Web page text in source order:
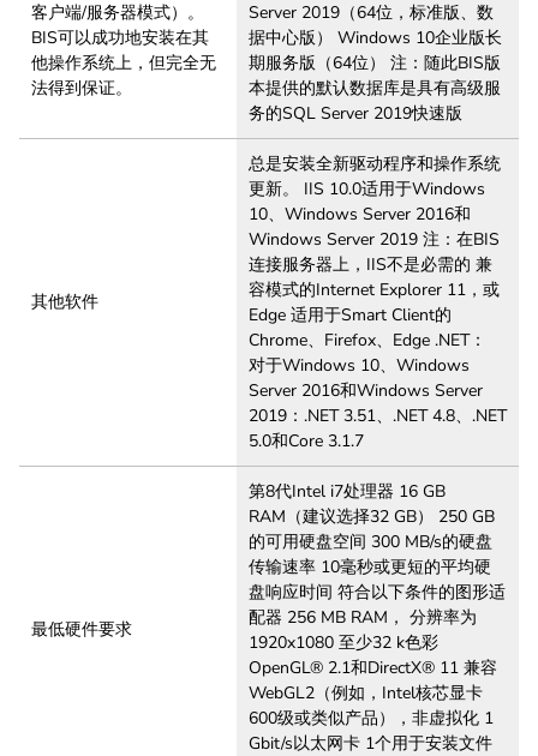
客户端/服务器模式）。
BIS可以成功地安装在其
他操作系统上，但完全无
法得到保证。
Server 2019（64位，标准版、数
据中心版） Windows 10企业版长
期服务版（64位） 注：随此BIS版
本提供的默认数据库是具有高级服
务的SQL Server 2019快速版
其他软件
总是安装全新驱动程序和操作系统
更新。 IIS 10.0适用于Windows
10、Windows Server 2016和
Windows Server 2019 注：在BIS
连接服务器上，IIS不是必需的 兼
容模式的Internet Explorer 11，或
Edge 适用于Smart Client的
Chrome、Firefox、Edge .NET：
对于Windows 10、Windows
Server 2016和Windows Server
2019：.NET 3.51、.NET 4.8、.NET
5.0和Core 3.1.7
最低硬件要求
第8代Intel i7处理器 16 GB
RAM（建议选择32 GB） 250 GB
的可用硬盘空间 300 MB/s的硬盘
传输速率 10毫秒或更短的平均硬
盘响应时间 符合以下条件的图形适
配器 256 MB RAM， 分辨率为
1920x1080 至少32 k色彩
OpenGL® 2.1和DirectX® 11 兼容
WebGL2（例如，Intel核芯显卡
600级或类似产品），非虚拟化 1
Gbit/s以太网卡 1个用于安装文件